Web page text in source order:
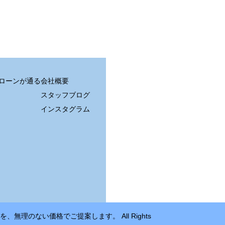
ーンが通る会社概要
スタッフブログ
インスタグラム
、無理のない価格でご提案します。 All Rights